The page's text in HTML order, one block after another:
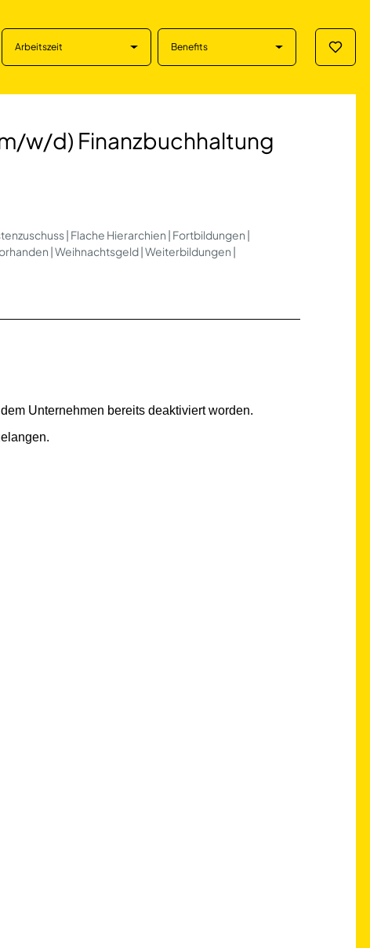
Arbeitszeit Benefits
w/d) Finanzbuchhaltung
| Flache Hierarchien | Fortbildungen |
| Weihnachtsgeld | Weiterbildungen |